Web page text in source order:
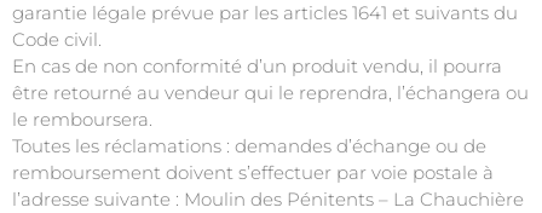
garantie légale prévue par les articles 1641 et suivants du
Code civil.
En cas de non conformité d’un produit vendu, il pourra
être retourné au vendeur qui le reprendra, l’échangera ou
le remboursera.
Toutes les réclamations : demandes d’échange ou de
remboursement doivent s’effectuer par voie postale à
l’adresse suivante : Moulin des Pénitents – La Chauchière